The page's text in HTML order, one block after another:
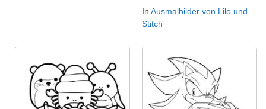
In Ausmalbilder von Lilo und
Stitch